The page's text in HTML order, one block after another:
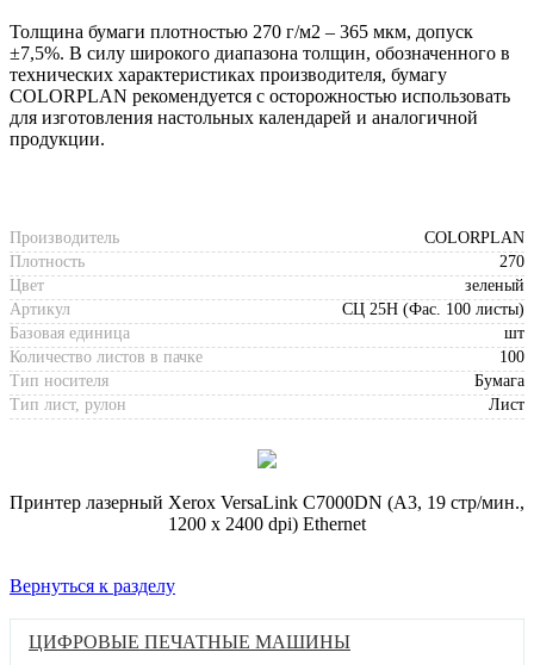
Толщина бумаги плотностью 270 г/м2 – 365 мкм, допуск
±7,5%. В силу широкого диапазона толщин, обозначенного в
технических характеристиках производителя, бумагу
COLORPLAN рекомендуется с осторожностью использовать
для изготовления настольных календарей и аналогичной
продукции.
Производитель
COLORPLAN
Плотность
270
Цвет
зеленый
Артикул
СЦ 25Н (Фас. 100 листы)
Базовая единица
шт
Количество листов в пачке
100
Тип носителя
Бумага
Тип лист, рулон
Лист
Принтер лазерный Xerox VersaLink C7000DN (А3, 19 стр/мин.,
1200 x 2400 dpi) Ethernet
Вернуться к разделу
ЦИФРОВЫЕ ПЕЧАТНЫЕ МАШИНЫ